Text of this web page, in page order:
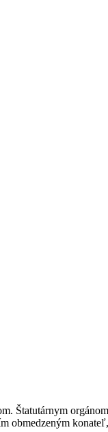
Štatutárnym
obmedzeným